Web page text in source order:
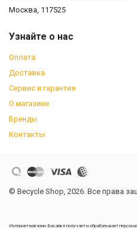
Москва, 117525
Узнайте о нас
Оплата
Доставка
Сервис и гарантия
О магазине
Бренды
Контакты
© Becycle Shop, 2026. Все права
Интернет-магазин Бисайкл получает и обрабатывает